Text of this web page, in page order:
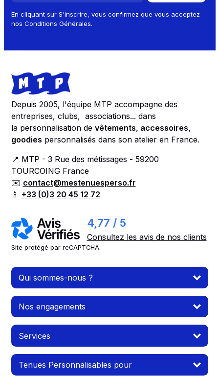
En cliquant sur S'inscrire, vous confirmez que vous acceptez
nos Conditions Générales.
Footer
Store information
Depuis 2005, l'équipe MTP accompagne des
entreprises, clubs, associations... dans
la personnalisation de vêtements, accessoires,
goodies personnalisés dans son atelier en France.
📍 MTP - 3 Rue des métissages - 59200
TOURCOING France
✉️ contact@mestenuesperso.fr
📱 +33 (0)3 20 45 12 72
4,77 / 5
Consultez les avis de nos clients
Site protégé par reCAPTCHA.
Qui sommes-nous ?
Nos engagements
Services
Tenues Personnalisables pour